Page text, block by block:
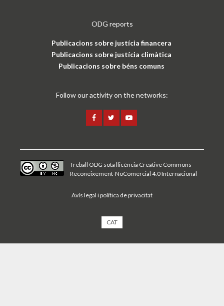
ODG reports
Publicacions sobre justícia financera
Publicacions sobre justícia climàtica
Publicacions sobre béns comuns
Follow our activity on the networks:
Treball ODG sota llicència Creative Commons
Reconeixement-NoComercial 4.0 Internacional
Avís legal i política de privacitat
CAT